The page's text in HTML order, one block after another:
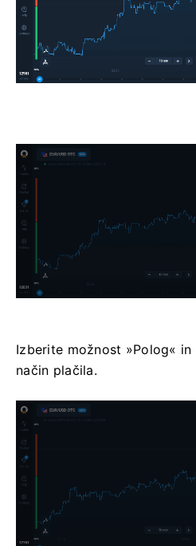
Izberite možnost »Polog«
način plačila.